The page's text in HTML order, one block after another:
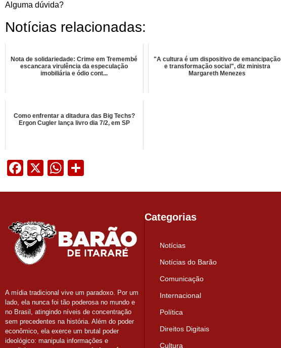
Alguma dúvida?
Notícias relacionadas:
Nota de solidariedade: Crime em Tremembé
escancara virulência da especulação
imobiliária e ódio cont...
"A cultura é um dispositivo de emancipação
e transformação social", diz ministra
Margareth Menezes
Como enfrentar a ditadura das Big Techs?
Ergon Cugler lança livro dia 7/2, em SP
Facebook
X WhatsApp
A mídia tradicional vive um paradoxo. Por um
lado, ela nunca foi tão poderosa no mundo e
no Brasil, atingindo níveis de concentração
sem precedentes na história. Além do poder
econômico, ela exerce um brutal poder
ideológico: manipula informações e
Categorias
Notícias
Notícias do Barão
Comunicação
Internacional
Política
Direitos Digitais
Cultura